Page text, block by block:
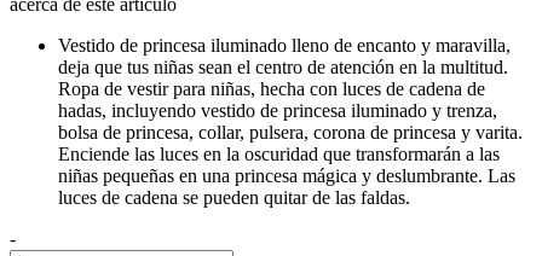
Vestido de princesa iluminado lleno de encanto y maravilla,
deja que tus niñas sean el centro de atención en la multitud.
Ropa de vestir para niñas, hecha con luces de cadena de
hadas, incluyendo vestido de princesa iluminado y trenza,
bolsa de princesa, collar, pulsera, corona de princesa y varita.
Enciende las luces en la oscuridad que transformarán a las
niñas pequeñas en una princesa mágica y deslumbrante. Las
luces de cadena se pueden quitar de las faldas.
-